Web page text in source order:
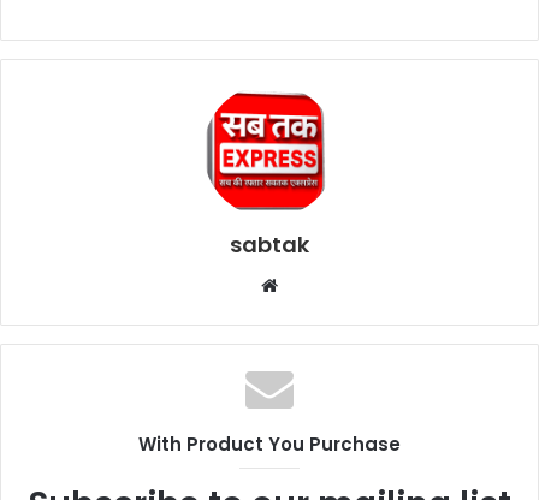
sabtak
Website
With Product You Purchase